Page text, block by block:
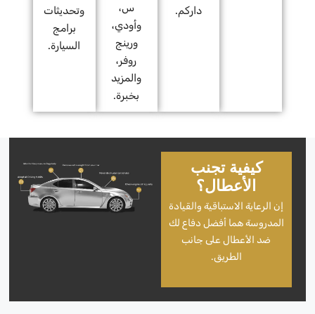
داركم.
س،
وأودي،
ورينج
روفر،
والمزيد
بخبرة.
وتحديثات
برامج
السيارة.
كيفية تجنب
الأعطال؟
إن الرعاية الاستباقية والقيادة
المدروسة هما أفضل دفاع لك
ضد الأعطال على جانب
الطريق.